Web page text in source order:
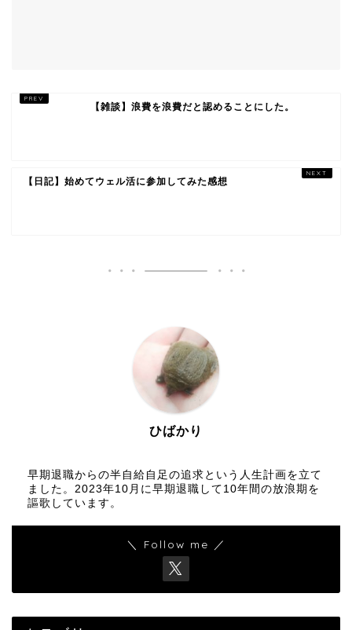
【雑談】浪費を浪費だと認めることにした。
【日記】始めてウェル活に参加してみた感想
ひばかり
早期退職からの半自給自足の追求という人生計画を立て
ました。2023年10月に早期退職して10年間の放浪期を
謳歌しています。
＼ Follow me ／